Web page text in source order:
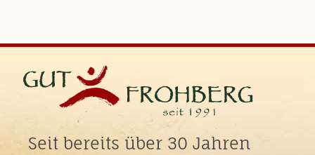
Seit bereits über 30 Jahren